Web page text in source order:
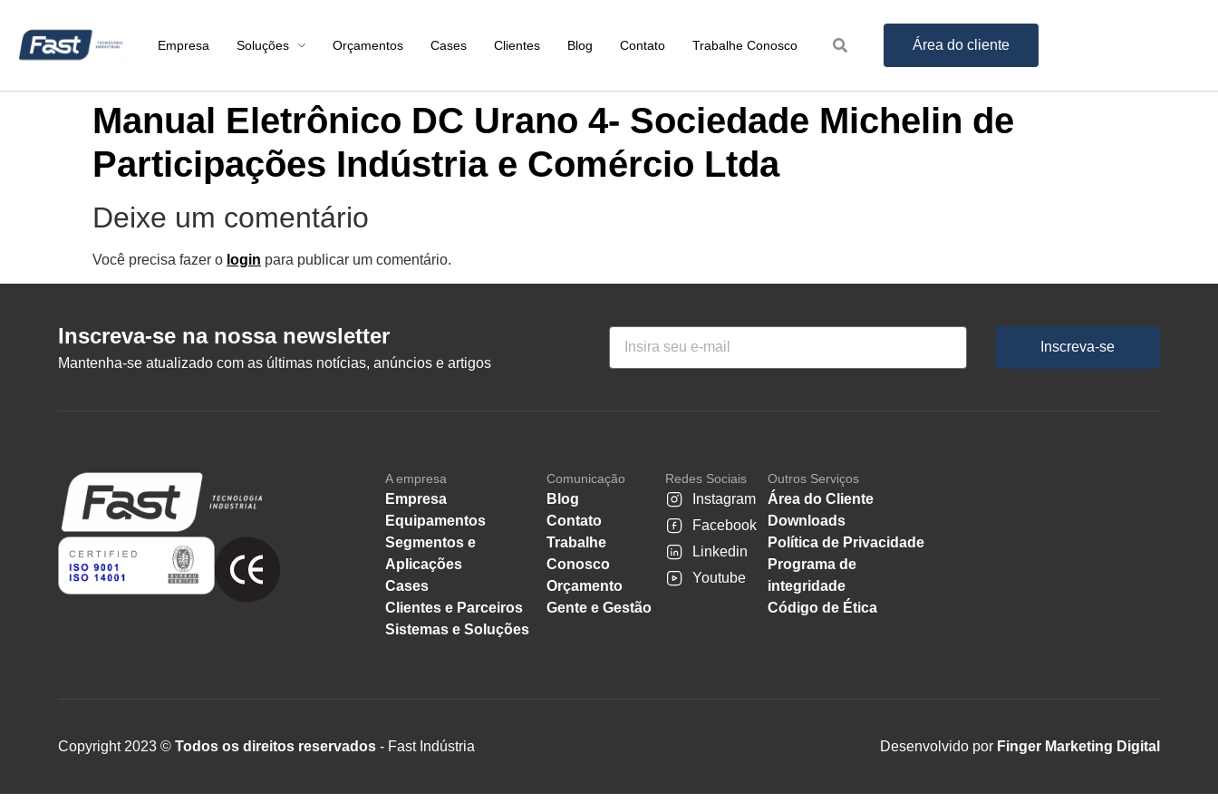
Empresa Soluções Orçamentos Cases Clientes Blog Contato Trabalhe Conosco Área do cliente
Manual Eletrônico DC Urano 4- Sociedade Michelin de
Participações Indústria e Comércio Ltda
Deixe um comentário
Você precisa fazer o login para publicar um comentário.
Inscreva-se na nossa newsletter
Mantenha-se atualizado com as últimas notícias, anúncios e artigos
Inscreva-se
A empresa
Empresa
Equipamentos
Segmentos e
Aplicações
Cases
Clientes e Parceiros
Sistemas e Soluções
Comunicação
Blog
Contato
Trabalhe
Conosco
Orçamento
Gente e Gestão
Redes Sociais
Instagram
Facebook
Linkedin
Youtube
Outros Serviços
Área do Cliente
Downloads
Política de Privacidade
Programa de
integridade
Código de Ética
Copyright 2023 © Todos os direitos reservados - Fast Indústria Desenvolvido por Finger Marketing Digital